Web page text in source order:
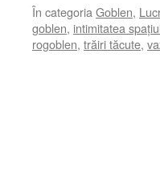
În categoria Goblen,
goblen, intimitatea
rogoblen, trăiri tăcute,